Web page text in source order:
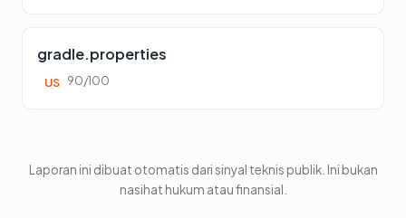
gradle.properties
US 90/100
Laporan ini dibuat otomatis dari sinyal teknis publik. Ini bukan
nasihat hukum atau finansial.